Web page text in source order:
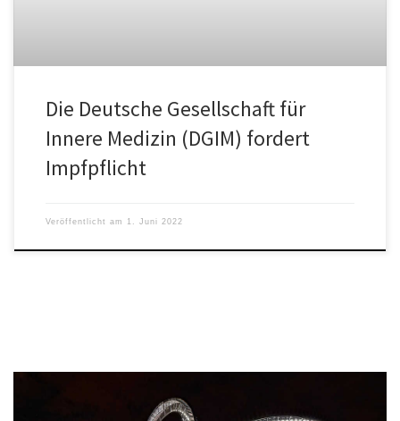
Die Deutsche Gesellschaft für
Innere Medizin (DGIM) fordert
Impfpflicht
Veröffentlicht am 1. Juni 2022